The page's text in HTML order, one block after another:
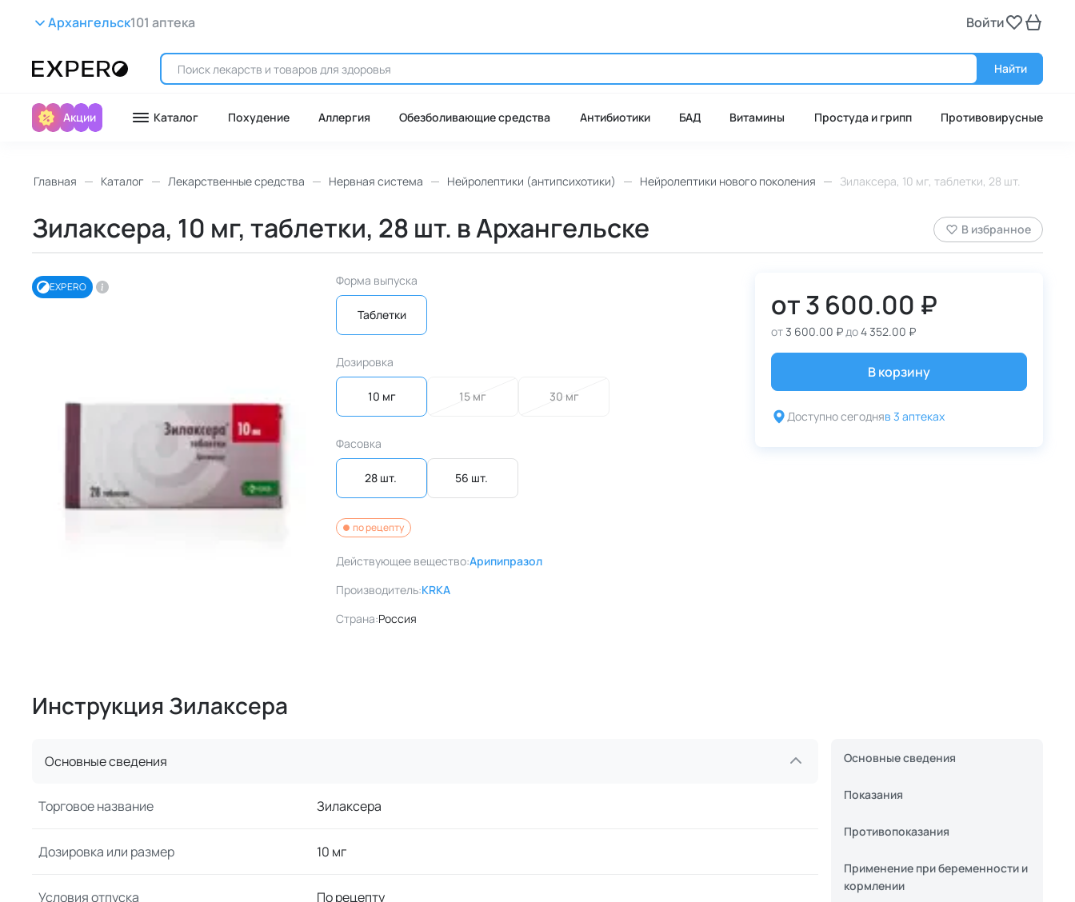
Архангельск101 аптека Войти
Найти
Акции Каталог Похудение Аллергия Обезболивающие средства Антибиотики БАД Витамины Простуда и грипп Противовирусные
Главная Каталог Лекарственные средства Нервная система Нейролептики (антипсихотики) Нейролептики нового поколения Зилаксера, 10 мг, таблетки, 28 шт.
Зилаксера, 10 мг, таблетки, 28 шт. в Архангельске В избранное
EXPERO Форма выпуска
Таблетки
Дозировка
10 мг 15 мг 30 мг
Фасовка
28 шт. 56 шт.
по рецепту
Действующее вещество:Арипипразол
Производитель:KRKA
Страна:Россия
от3 600.00 ₽
от3 600.00 ₽до4 352.00 ₽
В корзину
Доступно сегодняв 3 аптеках
Инструкция Зилаксера
Основные сведения
Торговое название Зилаксера
Дозировка или размер 10 мг
Условия отпуска По рецепту
Основные сведения
Показания
Противопоказания
Применение при беременности и
кормлении